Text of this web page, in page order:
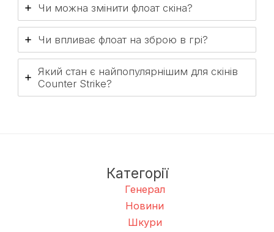
Чи можна змінити флоат скіна?
Чи впливає флоат на зброю в грі?
Який стан є найпопулярнішим для скінів
Counter Strike?
Категорії
Генерал
Новини
Шкури